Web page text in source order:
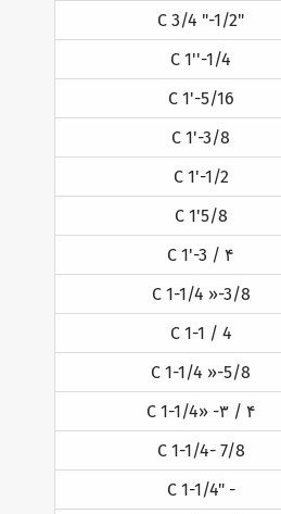
C 3/4 "-1/2"
C 1''-1/4
C 1'-5/16
C 1'-3/8
C 1'-1/2
C 1'5/8
C 1'-3 / ۴
C 1-1/4 »-3/8
C 1-1 / 4
C 1-1/4 »-5/8
C 1-1/4» -۳ / ۴
C 1-1/4- 7/8
C 1-1/4" -